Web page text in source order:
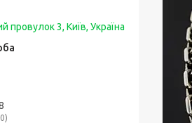
провулок 3, Київ, Україна